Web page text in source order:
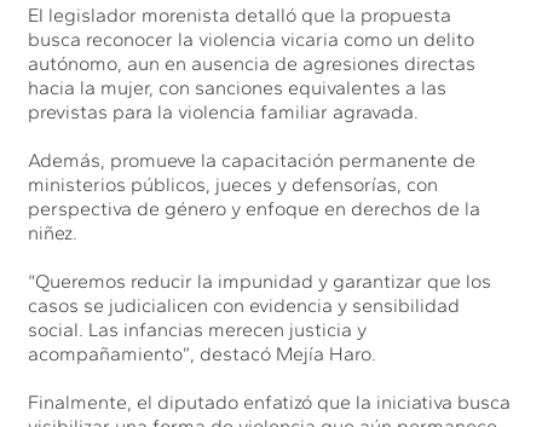
El legislador morenista detalló que la propuesta
busca reconocer la violencia vicaria como un delito
autónomo, aun en ausencia de agresiones directas
hacia la mujer, con sanciones equivalentes a las
previstas para la violencia familiar agravada.
Además, promueve la capacitación permanente de
ministerios públicos, jueces y defensorías, con
perspectiva de género y enfoque en derechos de la
niñez.
“Queremos reducir la impunidad y garantizar que los
casos se judicialicen con evidencia y sensibilidad
social. Las infancias merecen justicia y
acompañamiento”, destacó Mejía Haro.
Finalmente, el diputado enfatizó que la iniciativa busca